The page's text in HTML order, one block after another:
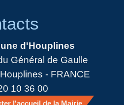
d'Houplines
Général de Gaulle
- FRANCE
10 36 00
l'accueil de la Mairie